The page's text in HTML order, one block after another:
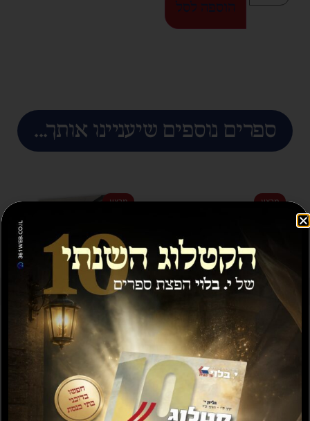
הוספה לסל
ספרים נוספים שיעניינו אותך...
מבצע
רבי לייב - הגאון הגדול רבי
לייב מינצברג זצ"ל
₪ 99.00 ₪80.00
מבצע
ר' יצחק אלחנן ספקטור
₪ 30.00